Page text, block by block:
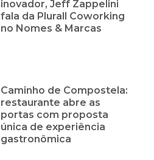
inovador, Jeff Zappelini
fala da Plurall Coworking
no Nomes & Marcas
Caminho de Compostela:
restaurante abre as
portas com proposta
única de experiência
gastronômica